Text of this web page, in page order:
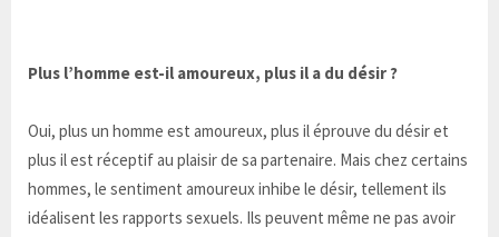
Plus l’homme est-il amoureux, plus il a du désir ?
Oui, plus un homme est amoureux, plus il éprouve du désir et
plus il est réceptif au plaisir de sa partenaire. Mais chez certains
hommes, le sentiment amoureux inhibe le désir, tellement ils
idéalisent les rapports sexuels. Ils peuvent même ne pas avoir